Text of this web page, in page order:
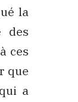
la
des
ces
que
a